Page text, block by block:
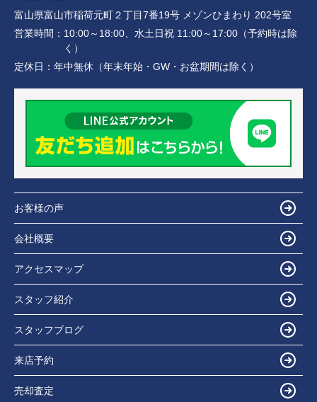
富山県富山市稲荷元町２丁目7番19号 メゾンひまわり 202号室
営業時間： 10:00～18:00、水土日祝 11:00～17:00（予約時は除
く）
定休日： 年中無休（年末年始・GW・お盆期間は除く）
お客様の声
会社概要
アクセスマップ
スタッフ紹介
スタッフブログ
来店予約
売却査定